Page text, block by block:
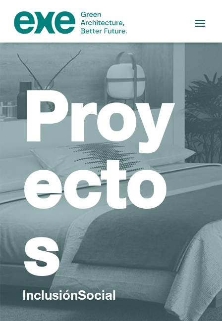
Proy
ecto
s
InclusiónSocial